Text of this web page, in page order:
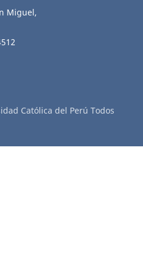
Miguel,
Católica del Perú Todos